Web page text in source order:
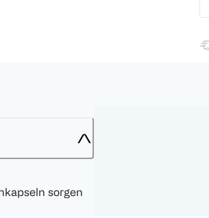
sorgen